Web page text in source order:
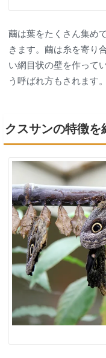
繭は葉をたくさん集め
きます。繭は糸を寄り
い網目状の壁を作って
う呼ばれ方もされます。
クスサンの特徴